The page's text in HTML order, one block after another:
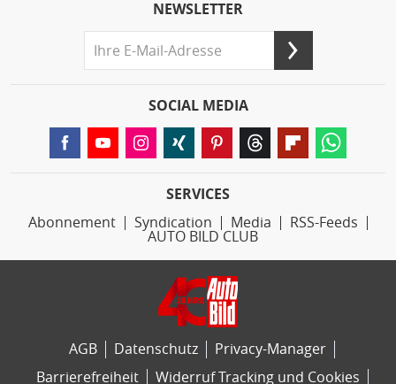
NEWSLETTER
SOCIAL MEDIA
SERVICES
Abonnement
Syndication Media
RSS-Feeds
AUTO BILD CLUB
AGB Datenschutz
Privacy-Manager
Barrierefreiheit
Widerruf Tracking und Cookies